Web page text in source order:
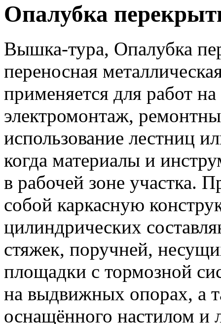
Опалубка
Вышка-тура, Опалубка
переносная
применяется для работ
электромонтаж,
использование лестниц
когда материалы и
в рабочей зоне участка.
собой каркасную
цилиндрических
стяжек, поручней,
площадки с тормозной
на выдвижных опорах, а
оснащённого настилом